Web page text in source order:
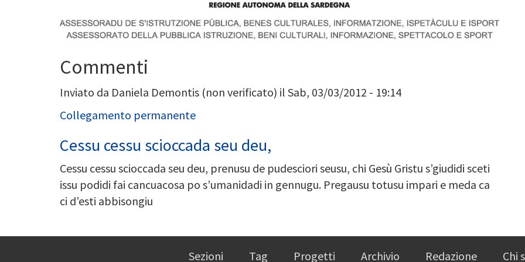
Commenti
Inviato da Daniela Demontis (non verificato) il Sab, 03/03/2012 - 19:14
Collegamento permanente
Cessu cessu scioccada seu deu,
Cessu cessu scioccada seu deu, prenusu de pudesciori seusu, chi Gesù Gristu s’giudidi sceti
issu podidi fai cancuacosa po s’umanidadi in gennugu. Pregausu totusu impari e meda ca
ci d’esti abbisongiu
Sezioni Tag Progetti Archivio Redazione Chi